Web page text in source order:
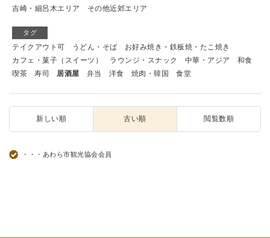
吉崎・細呂木エリア
その他近郊エリア
タグ
テイクアウト可 うどん・そば
お好み焼き・鉄板焼・たこ焼き
カフェ・菓子（スイーツ）
ラウンジ・スナック 中華・アジア
和食
喫茶
寿司 居酒屋 弁当 洋食 焼肉・韓国 食堂
新しい順 古い順 閲覧数順
・・・あわら市観光協会会員